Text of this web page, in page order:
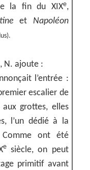
la fin du XIXe,
et Napoléon
N. ajoute :
l’entrée :
escalier de
grottes, elles
l’un dédié à la
Comme ont été
esiècle, on peut
primitif avant